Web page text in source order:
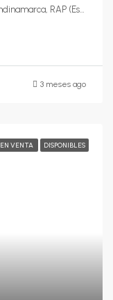
3 meses ago
EN VENTA DISPONIBLES